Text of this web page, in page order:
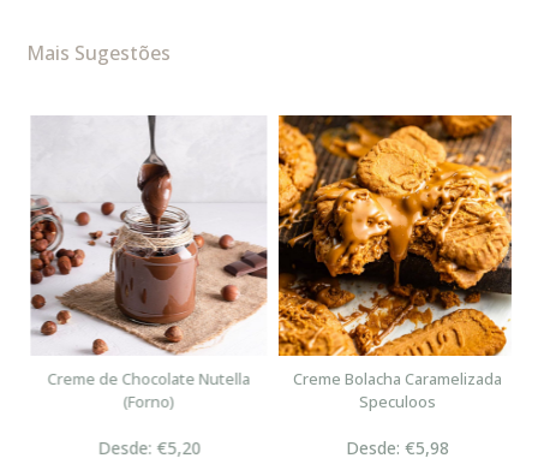
Mais Sugestões
Creme de Chocolate Nutella
(Forno)
Desde: €5,20
Creme Bolacha Caramelizada
Speculoos
Desde: €5,98